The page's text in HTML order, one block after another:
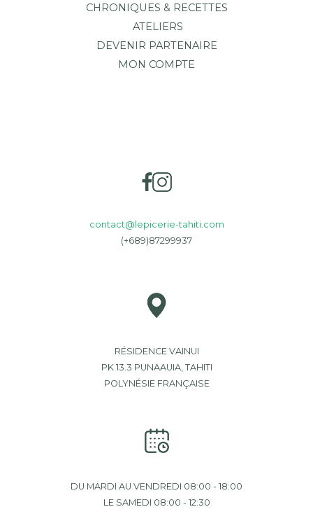
CHRONIQUES & RECETTES
ATELIERS
DEVENIR PARTENAIRE
MON COMPTE
contact@lepicerie-tahiti.com
(+689)87299937
RÉSIDENCE VAINUI
PK 13.3 PUNAAUIA, TAHITI
POLYNÉSIE FRANÇAISE
DU MARDI AU VENDREDI 08:00 - 18:00
LE SAMEDI 08:00 - 12:30